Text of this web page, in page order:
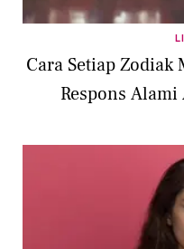
Cara Setiap Zodiak
Respons